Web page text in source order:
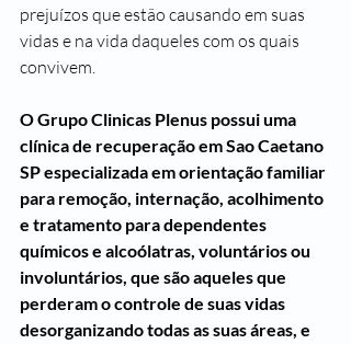
prejuízos que estão causando em suas
vidas e na vida daqueles com os quais
convivem.
O Grupo Clinicas Plenus possui uma
clínica de recuperação em Sao Caetano
SP especializada em orientação familiar
para remoção, internação, acolhimento
e tratamento para dependentes
químicos e alcoólatras, voluntários ou
involuntários, que são aqueles que
perderam o controle de suas vidas
desorganizando todas as suas áreas, e